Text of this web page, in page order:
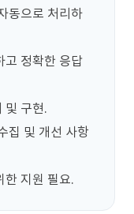
동으로 처리하
고 정확한 응답
및 구현.
집 및 개선 사항
한 지원 필요.